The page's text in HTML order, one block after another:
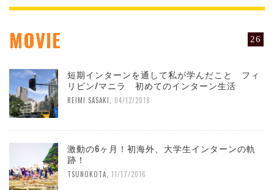
26
MOVIE
短期インターンを通して私が学んだこと フィ
リピン/マニラ 初めてのインターン生活
REIMI SASAKI 04/12/2018
激動の6ヶ月！初海外、大学生インターンの軌
跡！
TSUNOKOTA 11/17/2016